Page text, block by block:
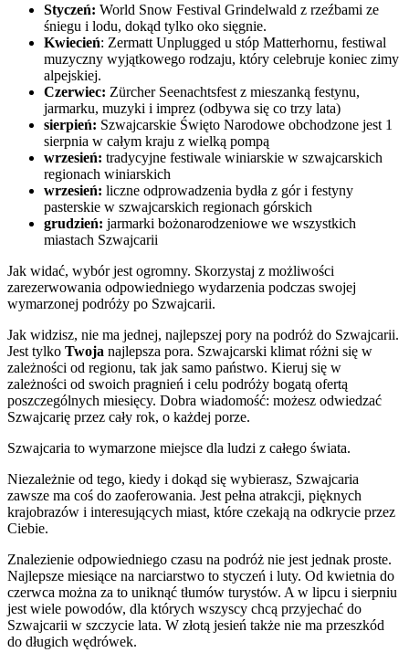
Styczeń: World Snow Festival Grindelwald z rzeźbami ze
śniegu i lodu, dokąd tylko oko sięgnie.
Kwiecień: Zermatt Unplugged u stóp Matterhornu, festiwal
muzyczny wyjątkowego rodzaju, który celebruje koniec zimy
alpejskiej.
Czerwiec: Zürcher Seenachtsfest z mieszanką festynu,
jarmarku, muzyki i imprez (odbywa się co trzy lata)
sierpień: Szwajcarskie Święto Narodowe obchodzone jest 1
sierpnia w całym kraju z wielką pompą
wrzesień: tradycyjne festiwale winiarskie w szwajcarskich
regionach winiarskich
wrzesień: liczne odprowadzenia bydła z gór i festyny
pasterskie w szwajcarskich regionach górskich
grudzień: jarmarki bożonarodzeniowe we wszystkich
miastach Szwajcarii
Jak widać, wybór jest ogromny. Skorzystaj z możliwości
zarezerwowania odpowiedniego wydarzenia podczas swojej
wymarzonej podróży po Szwajcarii.
Jak widzisz, nie ma jednej, najlepszej pory na podróż do Szwajcarii.
Jest tylko Twoja najlepsza pora. Szwajcarski klimat różni się w
zależności od regionu, tak jak samo państwo. Kieruj się w
zależności od swoich pragnień i celu podróży bogatą ofertą
poszczególnych miesięcy. Dobra wiadomość: możesz odwiedzać
Szwajcarię przez cały rok, o każdej porze.
Szwajcaria to wymarzone miejsce dla ludzi z całego świata.
Niezależnie od tego, kiedy i dokąd się wybierasz, Szwajcaria
zawsze ma coś do zaoferowania. Jest pełna atrakcji, pięknych
krajobrazów i interesujących miast, które czekają na odkrycie przez
Ciebie.
Znalezienie odpowiedniego czasu na podróż nie jest jednak proste.
Najlepsze miesiące na narciarstwo to styczeń i luty. Od kwietnia do
czerwca można za to uniknąć tłumów turystów. A w lipcu i sierpniu
jest wiele powodów, dla których wszyscy chcą przyjechać do
Szwajcarii w szczycie lata. W złotą jesień także nie ma przeszkód
do długich wędrówek.